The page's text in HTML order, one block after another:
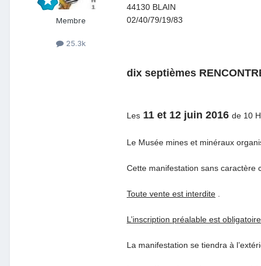
Membre
25.3k
44130 BLAIN
02/40/79/19/83
dix septièmes
Les 11 et 12 juin 2016 de 10
Le Musée mines et minéraux
Cette manifestation sans caractère
Toute vente est interdite
L’inscription préalable est
La manifestation se tiendra à